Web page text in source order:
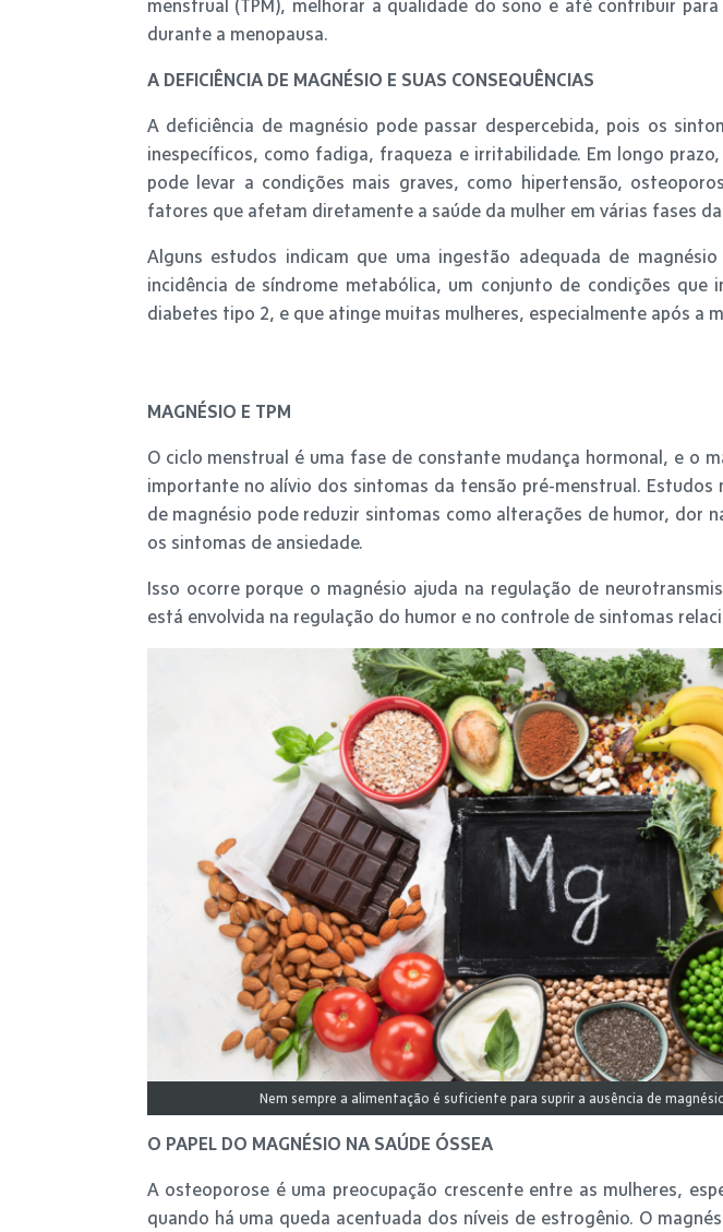
menstrual (TPM), melhorar a qualidade do sono e até contribuir
durante a menopausa.
A DEFICIÊNCIA DE MAGNÉSIO E SUAS CONSEQUÊNCIAS
A deficiência de magnésio pode passar despercebida, pois os
inespecíficos, como fadiga, fraqueza e irritabilidade. Em longo
pode levar a condições mais graves, como hipertensão,
fatores que afetam diretamente a saúde da mulher em várias fases
Alguns estudos indicam que uma ingestão adequada de
incidência de síndrome metabólica, um conjunto de condições que
diabetes tipo 2, e que atinge muitas mulheres, especialmente após a
MAGNÉSIO E TPM
O ciclo menstrual é uma fase de constante mudança hormonal, e o
importante no alívio dos sintomas da tensão pré-menstrual. Estudos
de magnésio pode reduzir sintomas como alterações de humor, dor
os sintomas de ansiedade.
Isso ocorre porque o magnésio ajuda na regulação de
está envolvida na regulação do humor e no controle de sintomas
Nem sempre a alimentação é suficiente para suprir a ausência de
O PAPEL DO MAGNÉSIO NA SAÚDE ÓSSEA
A osteoporose é uma preocupação crescente entre as mulheres,
quando há uma queda acentuada dos níveis de estrogênio. O